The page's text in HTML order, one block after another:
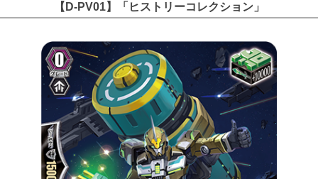
【D-PV01】「ヒストリーコレクション」